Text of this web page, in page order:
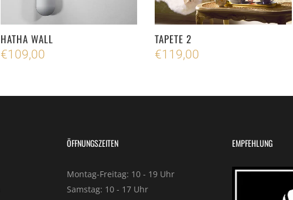
HATHA WALL
€109,00
TAPETE 2
€119,00
ÖFFNUNGSZEITEN
Montag-Freitag: 10 - 19 Uhr
Samstag: 10 - 17 Uhr
EMPFEHLUNG